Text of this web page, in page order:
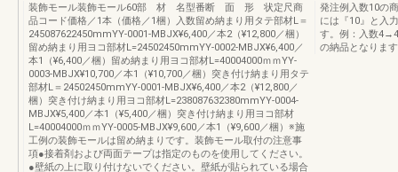
装飾モール装飾モール60部 材 名型番断 面 形 状定尺商
品コード価格／1本（価格／1梱）入数留め納まり用タテ部材L＝
245087622450mmYY-0001-MBJX¥6,400／本2（¥12,800／梱）
留め納まり用ヨコ部材L=24502450mmYY-0002-MBJX¥6,400／
本1（¥6,400／梱）留め納まり用ヨコ部材L=40004000ｍｍYY-
0003-MBJX¥10,700／本1（¥10,700／梱）突き付け納まり用タテ
部材L＝24502450mmYY-0001-MBJX¥6,400／本2（¥12,800／
梱）突き付け納まり用ヨコ部材L=238087632380mmYY-0004-
MBJX¥5,400／本1（¥5,400／梱）突き付け納まり用ヨコ部材
L=40004000ｍｍYY-0005-MBJX¥9,600／本1（¥9,600／梱）※施
工例の装飾モールは留め納まりです。装飾モール取付の注意事
項●接着剤および両面テープは指定のものを使用してください。
●壁紙の上に取り付けないでください。壁紙が貼られている場合
発注例入数10の
には『10』と入
す。例：入数
の納品となりま